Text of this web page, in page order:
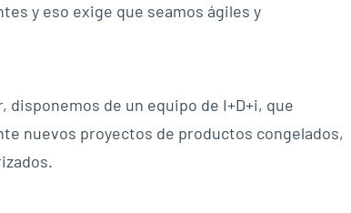
y eso exige que seamos ágiles y
disponemos de un equipo de I+D+i, que
nuevos proyectos de productos congelados,